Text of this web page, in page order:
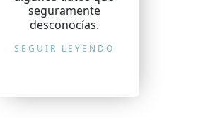
seguramente
desconocías.
SEGUIR LEYENDO